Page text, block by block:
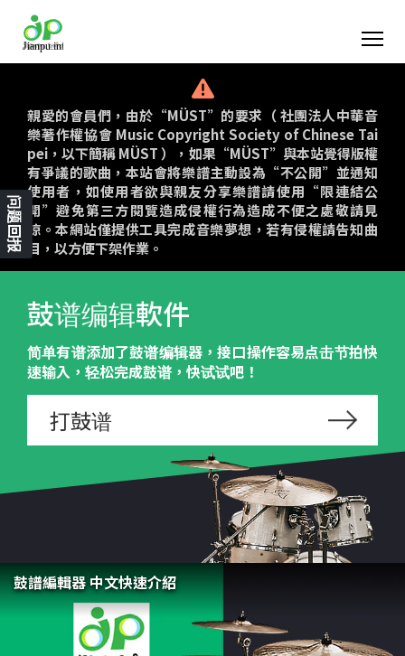
親愛的會員們，由於“MÜST”的要求（ 社團法人中華音
樂著作權協會 Music Copyright Society of Chinese Tai
pei，以下簡稱 MÜST ），如果“MÜST”與本站覺得版權
有爭議的歌曲，本站會將樂譜主動設為“不公開”並通知
使用者，如使用者欲與親友分享樂譜請使用“限連結公
開”避免第三方閱覽造成侵權行為造成不便之處敬請見
諒。本網站僅提供工具完成音樂夢想，若有侵權請告知曲
目，以方便下架作業。
鼓谱编辑軟件
简单有谱添加了鼓谱编辑器，接口操作容易点击节拍快
速输入，轻松完成鼓谱，快试试吧！
打鼓谱
鼓譜編輯器 中文快速介紹
问题回报